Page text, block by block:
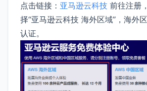
点击链接： 亚马逊云科技 前往注册
择“亚马逊云科技 海外区域”，海外
认证。